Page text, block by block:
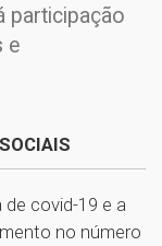
participação
e
covid-19 e a
no número